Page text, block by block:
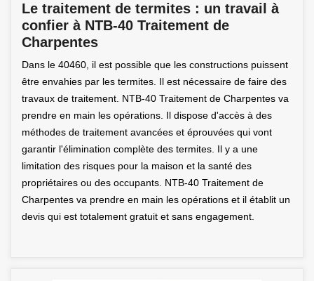
Le traitement de termites : un travail à
confier à NTB-40 Traitement de
Charpentes
Dans le 40460, il est possible que les constructions puissent
être envahies par les termites. Il est nécessaire de faire des
travaux de traitement. NTB-40 Traitement de Charpentes va
prendre en main les opérations. Il dispose d'accès à des
méthodes de traitement avancées et éprouvées qui vont
garantir l'élimination complète des termites. Il y a une
limitation des risques pour la maison et la santé des
propriétaires ou des occupants. NTB-40 Traitement de
Charpentes va prendre en main les opérations et il établit un
devis qui est totalement gratuit et sans engagement.